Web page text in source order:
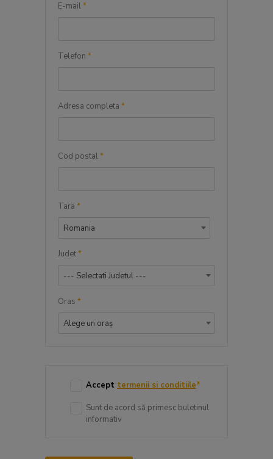
E-mail*
Telefon *
Adresa completa *
Cod postal*
Tara *
Romania
Judet*
--- Selectati Judetul ---
Oras *
Alege un oraș
Accept termenii si conditiile*
Sunt de acord să primesc buletinul
informativ